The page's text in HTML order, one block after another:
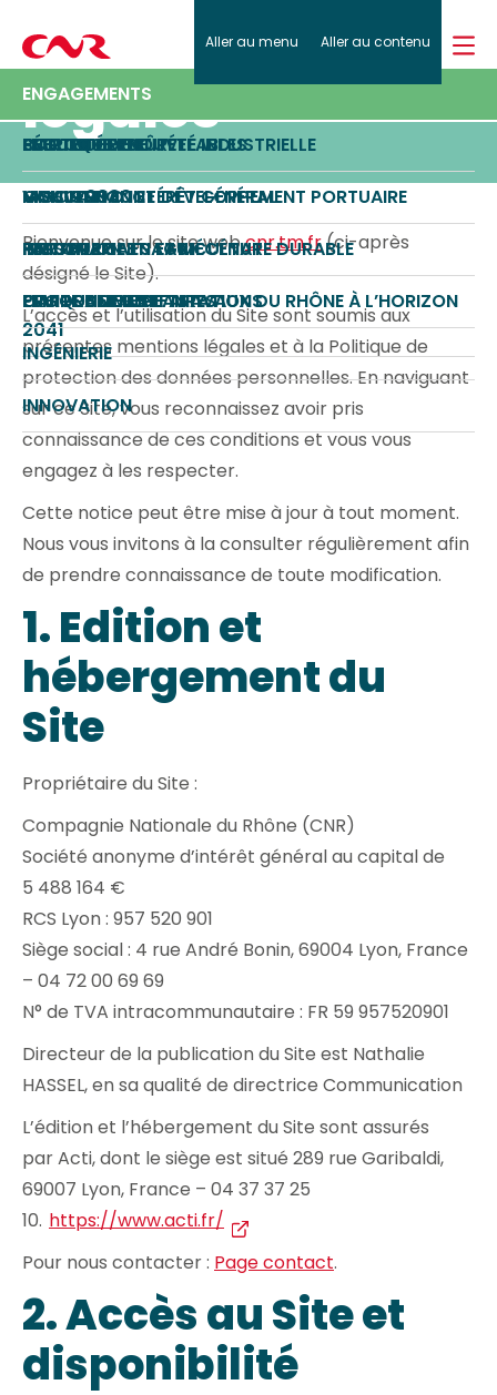
Aller au menu Aller au contenu
A PROPOS
Retour
A PROPOS
CARTE D’IDENTITÉ
GOUVERNANCE
HISTOIRE
CARTE DES IMPLANTATIONS
ENJEUX ET STRATÉGIE
Retour
ENJEUX ET STRATÉGIE
SÉCURITÉ ET SÛRETÉ INDUSTRIELLE
VISION 2030
RESSOURCE EN EAU
PROGRAMME DE TRAVAUX DU RHÔNE À L’HORIZON
2041
ACTIVITÉS
Retour
ACTIVITÉS
ENERGIES RENOUVELABLES
NAVIGATION ET DÉVELOPPEMENT PORTUAIRE
IRRIGATION ET AGRICULTURE DURABLE
ENVIRONNEMENT
INGÉNIERIE
INNOVATION
ENGAGEMENTS
Retour
ENGAGEMENTS
POLITIQUE RSE
MISSIONS D’INTÉRÊT GÉNÉRAL
PARTENARIATS ET MÉCÉNAT
ETHIQUE DES AFFAIRES
Rejoignez-nous
Actualités
Presse
Effectuer
Mentions
légales
Bienvenue sur le site webcnr.tm.fr(ci-après
désigné le Site).
L’accès et l’utilisation du Site sont soumis aux
présentes mentions légales et à la Politique de
protection des données personnelles. En naviguant
sur ce Site, vous reconnaissez avoir pris
connaissance de ces conditions et vous vous
engagez à les respecter.
Cette notice peut être mise à jour à tout moment.
Nous vous invitons à la consulter régulièrement afin
de prendre connaissance de toute modification.
1. Edition et
hébergement du
Site
Propriétaire du Site :
Compagnie Nationale du Rhône (CNR)
Société anonyme d’intérêt général au capital de
5 488 164 €
RCS Lyon : 957 520 901
Siège social : 4 rue André Bonin, 69004 Lyon, France
– 04 72 00 69 69
N° de TVA intracommunautaire : FR 59 957520901
Directeur de la publication du Site est Nathalie
HASSEL, en sa qualité de directrice Communication
L’édition et l’hébergement du Site sont assurés
par Acti, dont le siège est situé 289 rue Garibaldi,
69007 Lyon, France – 04 37 37 25
10. https://www.acti.fr/
Pour nous contacter : Page contact.
2. Accès au Site et
disponibilité